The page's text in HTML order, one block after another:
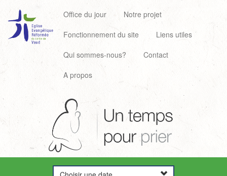
Office du jour
Notre projet
Fonctionnement du site
Liens utiles
Qui sommes-nous?
Contact
A propos